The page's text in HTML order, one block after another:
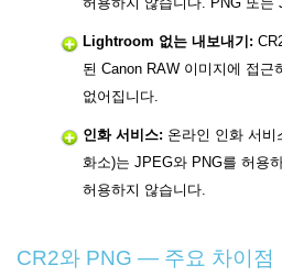
Lightroom 없는 내보내기:
된 Canon RAW 이미지에 접근
없어집니다.
인화 서비스: 온라인 인화 서비
화소)는 JPEG와 PNG를 허용
허용하지 않습니다.
CR2와 PNG — 주요 차이점